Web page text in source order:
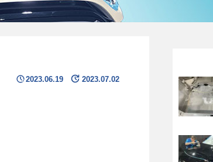
2023.06.19 2023.07.02